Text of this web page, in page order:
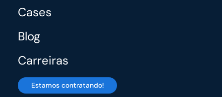
Cases
Blog
Carreiras
Estamos contratando!